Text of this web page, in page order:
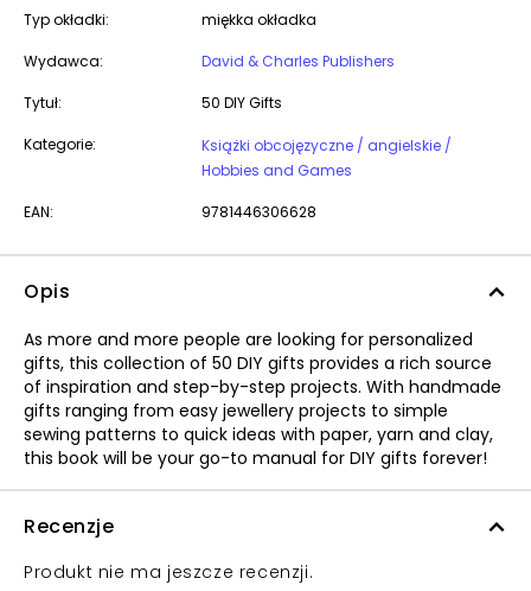
Typ okładki: miękka okładka
Wydawca: David & Charles Publishers
Tytuł: 50 DIY Gifts
Kategorie:
Książki obcojęzyczne / angielskie /
Hobbies and Games
EAN: 9781446306628
Opis
As more and more people are looking for personalized
gifts, this collection of 50 DIY gifts provides a rich source
of inspiration and step-by-step projects. With handmade
gifts ranging from easy jewellery projects to simple
sewing patterns to quick ideas with paper, yarn and clay,
this book will be your go-to manual for DIY gifts forever!
Recenzje
Produkt nie ma jeszcze recenzji.